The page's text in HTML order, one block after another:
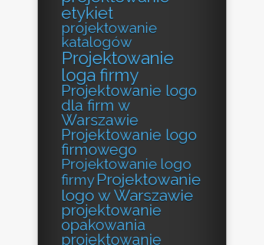
etykiet
projektowanie
katalogów
Projektowanie
loga firmy
Projektowanie logo
dla firm w
Warszawie
Projektowanie logo
firmowego
Projektowanie logo
firmy Projektowanie
logo w Warszawie
projektowanie
opakowania
projektowanie